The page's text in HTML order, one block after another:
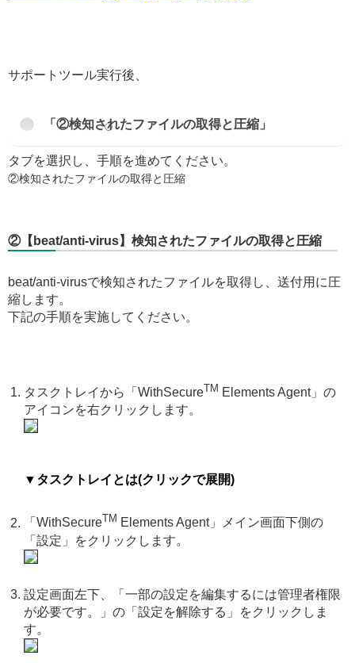
サポートツール実行後、
「②検知されたファイルの取得と圧縮」
タブを選択し、手順を進めてください。
②検知されたファイルの取得と圧縮
②【beat/anti-virus】検知されたファイルの取得と圧縮
beat/anti-virusで検知されたファイルを取得し、送付用に圧
縮します。
下記の手順を実施してください。
タスクトレイから「WithSecureTM Elements Agent」の
アイコンを右クリックします。
▼タスクトレイとは(クリックで展開)
「WithSecureTM Elements Agent」メイン画面下側の
「設定」をクリックします。
設定画面左下、「一部の設定を編集するには管理者権限
が必要です。」の「設定を解除する」をクリックしま
す。